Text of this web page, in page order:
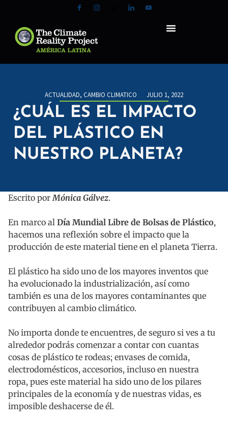
ACTUALIDAD, CAMBIO CLIMATICO JULIO 1, 2022
¿CUÁL ES EL IMPACTO
DEL PLÁSTICO EN
NUESTRO PLANETA?
Escrito porMónica Gálvez.
En marco al Día Mundial Libre de Bolsas de Plástico,
hacemos una reflexión sobre el impacto que la
producción de este material tiene en el planeta Tierra.
El plástico ha sido uno de los mayores inventos que
ha evolucionado la industrialización, así como
también es una de los mayores contaminantes que
contribuyen al cambio climático.
No importa donde te encuentres, de seguro si ves a tu
alrededor podrás comenzar a contar con cuantas
cosas de plástico te rodeas; envases de comida,
electrodomésticos, accesorios, incluso en nuestra
ropa, pues este material ha sido uno de los pilares
principales de la economía y de nuestras vidas, es
imposible deshacerse de él.